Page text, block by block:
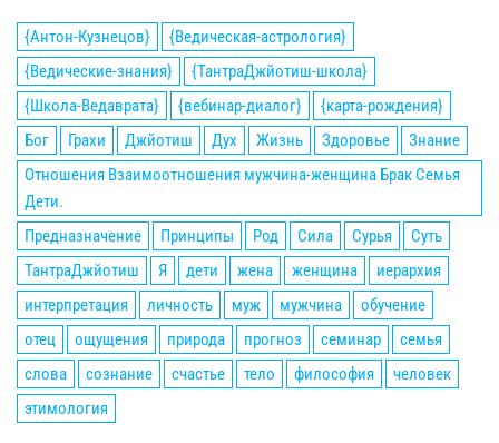
{Антон-Кузнецов}
{Ведическая-астрология}
{Ведические-знания}
{ТантраДжйотиш-школа}
{Школа-Ведаврата}
{вебинар-диалог}
{карта-рождения}
Бог
Грахи Джйотиш Дух Жизнь Здоровье
Знание
Отношения Взаимоотношения мужчина-женщина Брак Семья
Дети.
Предназначение
Принципы Род Сила Сурья
Суть
ТантраДжйотиш
Я дети жена женщина
иерархия
интерпретация
личность муж мужчина
обучение
отец
ощущения природа прогноз семинар
семья
слова
сознание счастье тело философия
человек
этимология